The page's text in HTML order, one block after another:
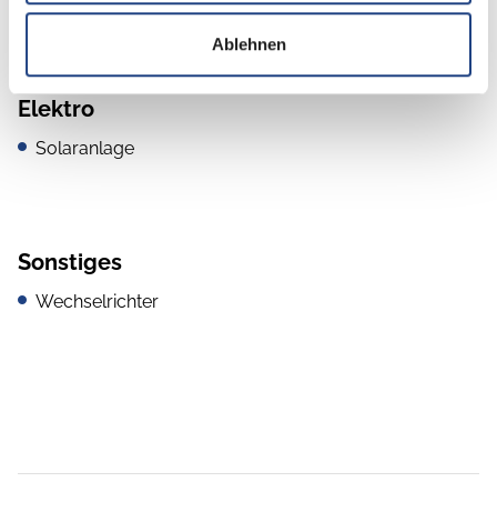
Ablehnen
Elektro
Solaranlage
Sonstiges
Wechselrichter